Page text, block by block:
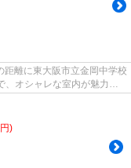
距離に東大阪市立金岡中学校
、オシャレな室内が魅力
)